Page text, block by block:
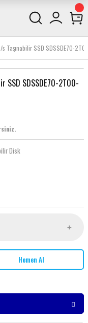
Taşınabilir SSD SDSSDE70-
SSD SDSSDE70-2T00-
Disk
Hemen Al